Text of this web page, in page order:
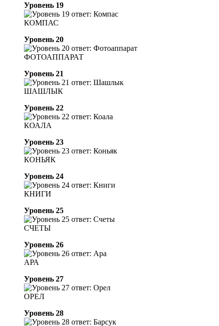
Уровень 19
КОМПАС
Уровень 20
ФОТОАППАРАТ
Уровень 21
ШАШЛЫК
Уровень 22
КОАЛА
Уровень 23
КОНЬЯК
Уровень 24
КНИГИ
Уровень 25
СЧЕТЫ
Уровень 26
АРА
Уровень 27
ОРЕЛ
Уровень 28